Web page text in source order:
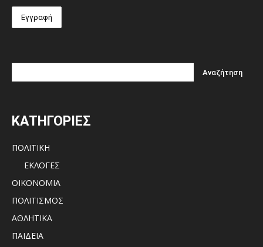
ΚΑΤΗΓΟΡΙΕΣ
ΠΟΛΙΤΙΚΗ
ΕΚΛΟΓΕΣ
ΟΙΚΟΝΟΜΙΑ
ΠΟΛΙΤΙΣΜΟΣ
ΑΘΛΗΤΙΚΑ
ΠΑΙΔΕΙΑ